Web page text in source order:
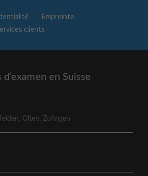
Empreinte
clients
en Suisse
, Olten,Zofingen